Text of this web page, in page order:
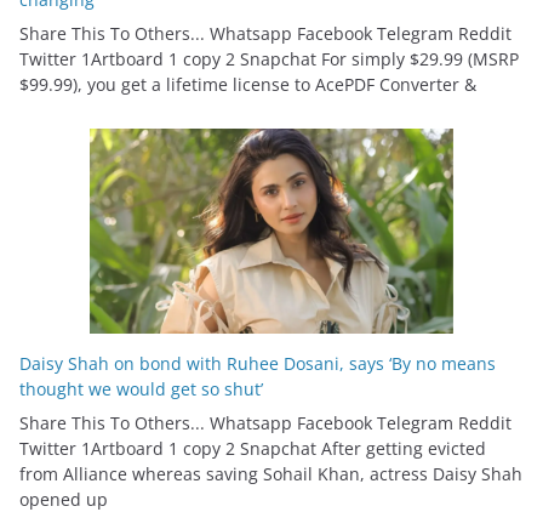
Share This To Others... Whatsapp Facebook Telegram Reddit
Twitter 1Artboard 1 copy 2 Snapchat For simply $29.99 (MSRP
$99.99), you get a lifetime license to AcePDF Converter &
Daisy Shah on bond with Ruhee Dosani, says ‘By no means
thought we would get so shut’
Share This To Others... Whatsapp Facebook Telegram Reddit
Twitter 1Artboard 1 copy 2 Snapchat After getting evicted
from Alliance whereas saving Sohail Khan, actress Daisy Shah
opened up